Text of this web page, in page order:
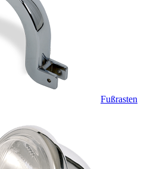
Fußrasten